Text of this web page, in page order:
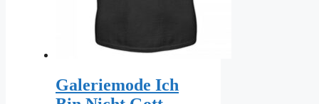
Galeriemode Ich